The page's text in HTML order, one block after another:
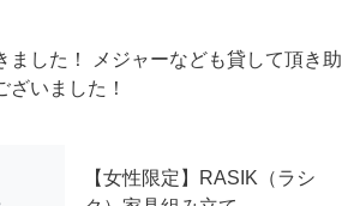
ました！ メジャーなども貸して頂き助
いました！
【女性限定】RASIK（ラシ